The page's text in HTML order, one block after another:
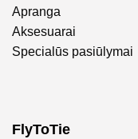
Apranga
Aksesuarai
Specialūs pasiūlymai
FlyToTie